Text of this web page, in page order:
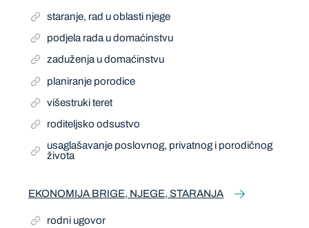
staranje, rad u oblasti njege
podjela rada u domaćinstvu
zaduženja u domaćinstvu
planiranje porodice
višestruki teret
roditeljsko odsustvo
usaglašavanje poslovnog, privatnog i porodičnog
života
EKONOMIJA BRIGE, NJEGE, STARANJA
rodni ugovor